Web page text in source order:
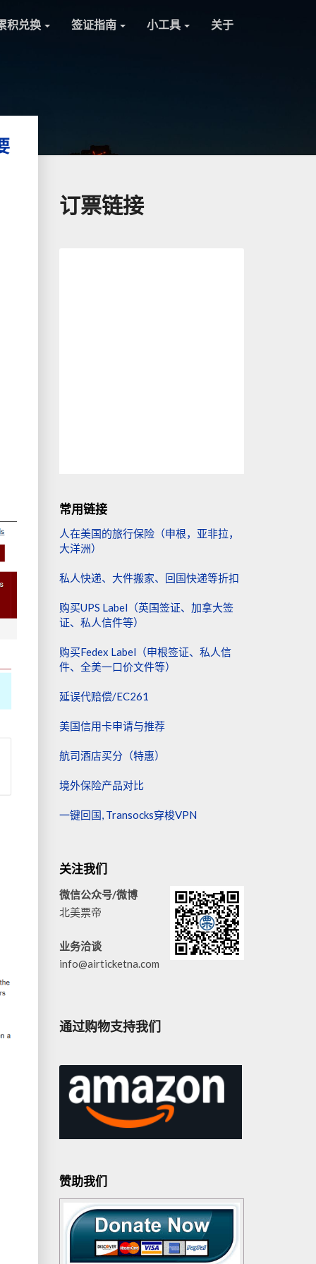
积兑换 签证指南 小工具 关于
订票链接
常用链接
人在美国的旅行保险（申根，亚非拉，
大洋洲）
私人快递、大件搬家、回国快递等折扣
购买UPS Label（英国签证、加拿大签
证、私人信件等）
购买Fedex Label（申根签证、私人信
件、全美一口价文件等）
延误代赔偿/EC261
美国信用卡申请与推荐
航司酒店买分（特惠）
境外保险产品对比
一键回国, Transocks穿梭VPN
关注我们
微信公众号/微博
北美票帝
业务洽谈
info@airticketna.com
通过购物支持我们
赞助我们